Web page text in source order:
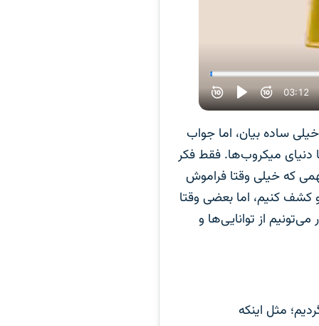
ساده بیان، اما جواب
دنیای میکروب‌ها. فقط فکر
مهمی که خیلی وقتا فراموش
کشف کنیم، اما بعضی وقتا
از توانایی‌ها و
مثل اینکه